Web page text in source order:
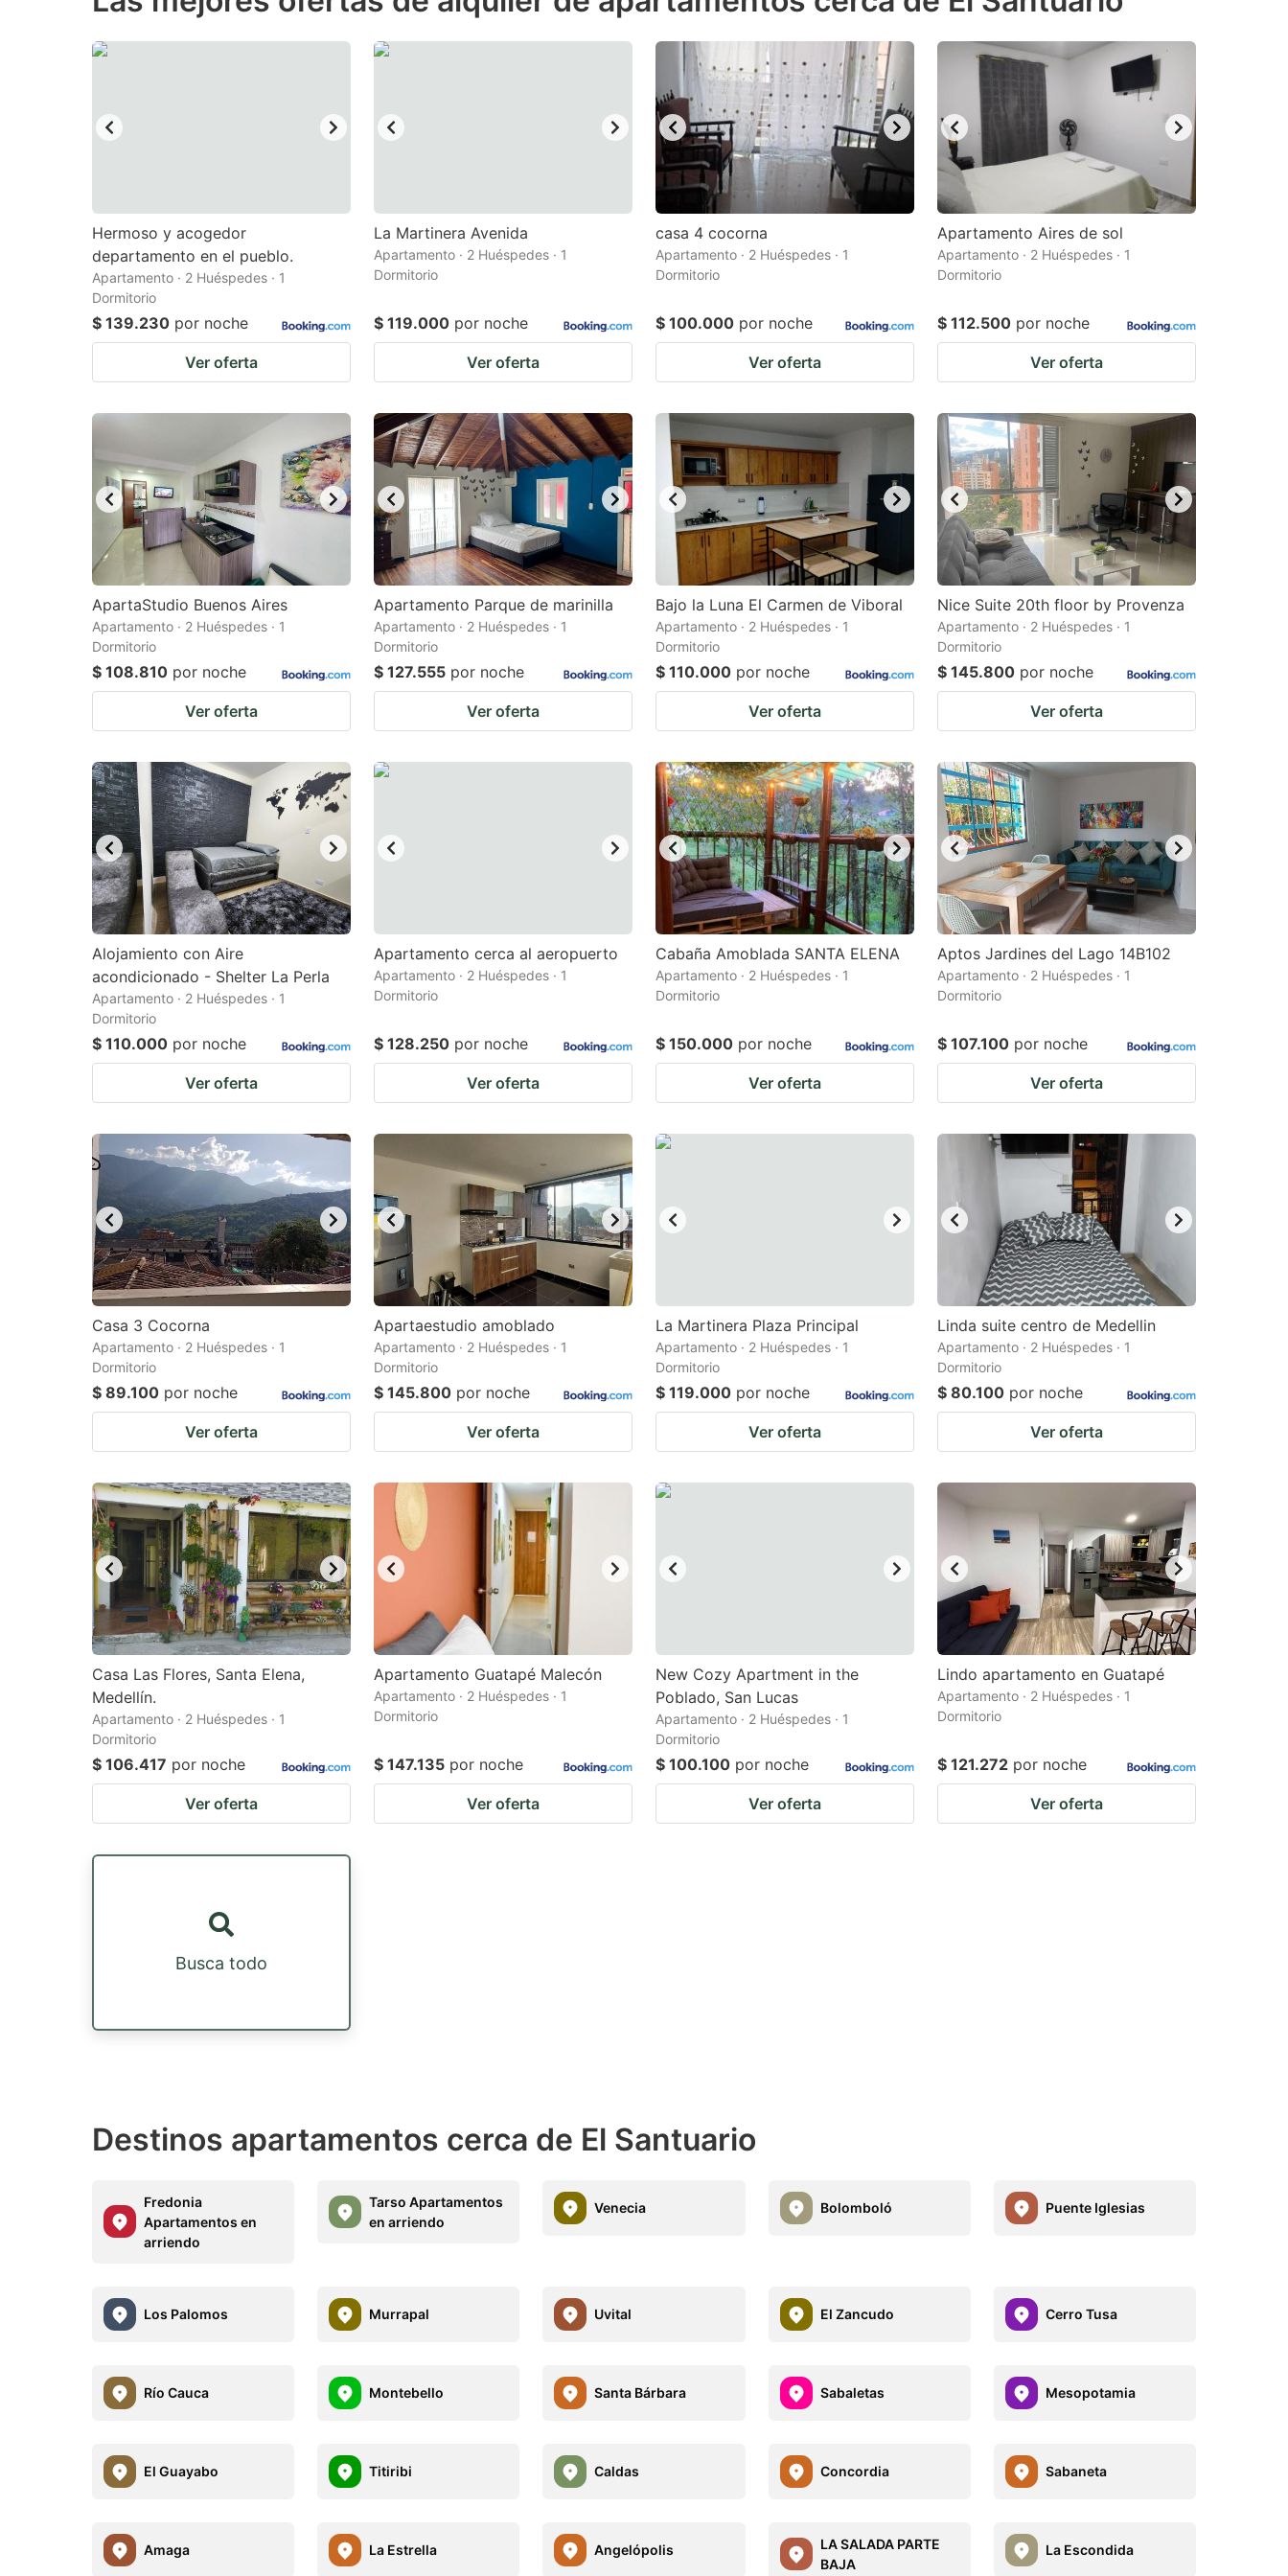
shortcuts
for
changing
dates.
shortcuts
for
changing
dates.
Hermoso y acogedor
departamento en el pueblo.
Apartamento · 2 Huéspedes · 1
Dormitorio
$ 139.230 por noche
Ver oferta
La Martinera Avenida
Apartamento · 2 Huéspedes · 1
Dormitorio
$ 119.000 por noche
Ver oferta
casa 4 cocorna
Apartamento · 2 Huéspedes · 1
Dormitorio
$ 100.000 por noche
Ver oferta
Apartamento Aires de sol
Apartamento · 2 Huéspedes · 1
Dormitorio
$ 112.500 por noche
Ver oferta
ApartaStudio Buenos Aires
Apartamento · 2 Huéspedes · 1
Dormitorio
$ 108.810 por noche
Ver oferta
Apartamento Parque de marinilla
Apartamento · 2 Huéspedes · 1
Dormitorio
$ 127.555 por noche
Ver oferta
Bajo la Luna El Carmen de Viboral
Apartamento · 2 Huéspedes · 1
Dormitorio
$ 110.000 por noche
Ver oferta
Nice Suite 20th floor by Provenza
Apartamento · 2 Huéspedes · 1
Dormitorio
$ 145.800 por noche
Ver oferta
Alojamiento con Aire
acondicionado - Shelter La Perla
Apartamento · 2 Huéspedes · 1
Dormitorio
$ 110.000 por noche
Ver oferta
Apartamento cerca al aeropuerto
Apartamento · 2 Huéspedes · 1
Dormitorio
$ 128.250 por noche
Ver oferta
Cabaña Amoblada SANTA ELENA
Apartamento · 2 Huéspedes · 1
Dormitorio
$ 150.000 por noche
Ver oferta
Aptos Jardines del Lago 14B102
Apartamento · 2 Huéspedes · 1
Dormitorio
$ 107.100 por noche
Ver oferta
Casa 3 Cocorna
Apartamento · 2 Huéspedes · 1
Dormitorio
$ 89.100 por noche
Ver oferta
Apartaestudio amoblado
Apartamento · 2 Huéspedes · 1
Dormitorio
$ 145.800 por noche
Ver oferta
La Martinera Plaza Principal
Apartamento · 2 Huéspedes · 1
Dormitorio
$ 119.000 por noche
Ver oferta
Linda suite centro de Medellin
Apartamento · 2 Huéspedes · 1
Dormitorio
$ 80.100 por noche
Ver oferta
Casa Las Flores, Santa Elena,
Medellín.
Apartamento · 2 Huéspedes · 1
Dormitorio
$ 106.417 por noche
Ver oferta
Apartamento Guatapé Malecón
Apartamento · 2 Huéspedes · 1
Dormitorio
$ 147.135 por noche
Ver oferta
New Cozy Apartment in the
Poblado, San Lucas
Apartamento · 2 Huéspedes · 1
Dormitorio
$ 100.100 por noche
Ver oferta
Lindo apartamento en Guatapé
Apartamento · 2 Huéspedes · 1
Dormitorio
$ 121.272 por noche
Ver oferta
Busca todo
Destinos apartamentos cerca de El Santuario
Fredonia
Apartamentos en
arriendo
Tarso Apartamentos
en arriendo
Venecia Bolomboló Puente Iglesias
Los Palomos Murrapal Uvital El Zancudo Cerro Tusa
Río Cauca Montebello Santa Bárbara Sabaletas Mesopotamia
El Guayabo Titiribi Caldas Concordia Sabaneta
Amaga La Estrella Angelópolis
LA SALADA PARTE
BAJA
La Escondida